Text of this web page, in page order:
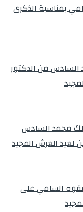
بمناسبة الذكرى
السادس من الدكتور
محمد السادس
لعيد العرش المجيد
السامي على